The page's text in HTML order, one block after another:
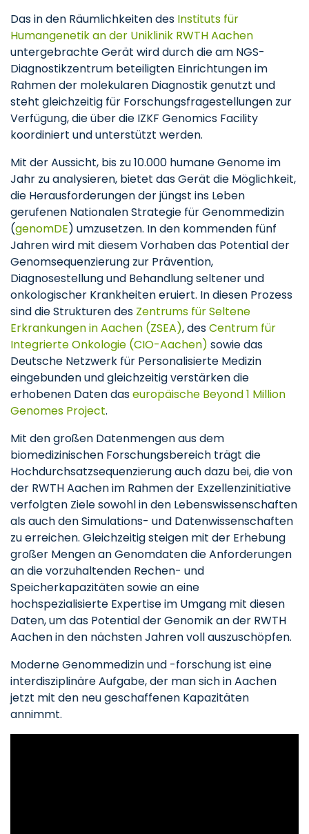
Das in den Räumlichkeiten des Instituts für
Humangenetik an der Uniklinik RWTH Aachen
untergebrachte Gerät wird durch die am NGS-
Diagnostikzentrum beteiligten Einrichtungen im
Rahmen der molekularen Diagnostik genutzt und
steht gleichzeitig für Forschungsfragestellungen zur
Verfügung, die über die IZKF Genomics Facility
koordiniert und unterstützt werden.
Mit der Aussicht, bis zu 10.000 humane Genome im
Jahr zu analysieren, bietet das Gerät die Möglichkeit,
die Herausforderungen der jüngst ins Leben
gerufenen Nationalen Strategie für Genommedizin
(genomDE) umzusetzen. In den kommenden fünf
Jahren wird mit diesem Vorhaben das Potential der
Genomsequenzierung zur Prävention,
Diagnosestellung und Behandlung seltener und
onkologischer Krankheiten eruiert. In diesen Prozess
sind die Strukturen des Zentrums für Seltene
Erkrankungen in Aachen (ZSEA), desCentrum für
Integrierte Onkologie (CIO-Aachen) sowie das
Deutsche Netzwerk für Personalisierte Medizin
eingebunden und gleichzeitig verstärken die
erhobenen Daten daseuropäische Beyond 1 Million
Genomes Project.
Mit den großen Datenmengen aus dem
biomedizinischen Forschungsbereich trägt die
Hochdurchsatzsequenzierung auch dazu bei, die von
der RWTH Aachen im Rahmen der Exzellenzinitiative
verfolgten Ziele sowohl in den Lebenswissenschaften
als auch den Simulations- und Datenwissenschaften
zu erreichen. Gleichzeitig steigen mit der Erhebung
großer Mengen an Genomdaten die Anforderungen
an die vorzuhaltenden Rechen- und
Speicherkapazitäten sowie an eine
hochspezialisierte Expertise im Umgang mit diesen
Daten, um das Potential der Genomik an der RWTH
Aachen in den nächsten Jahren voll auszuschöpfen.
Moderne Genommedizin und -forschung ist eine
interdisziplinäre Aufgabe, der man sich in Aachen
jetzt mit den neu geschaffenen Kapazitäten
annimmt.